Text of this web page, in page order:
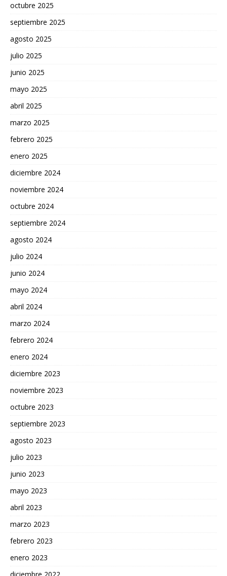
octubre 2025
septiembre 2025
agosto 2025
julio 2025
junio 2025
mayo 2025
abril 2025
marzo 2025
febrero 2025
enero 2025
diciembre 2024
noviembre 2024
octubre 2024
septiembre 2024
agosto 2024
julio 2024
junio 2024
mayo 2024
abril 2024
marzo 2024
febrero 2024
enero 2024
diciembre 2023
noviembre 2023
octubre 2023
septiembre 2023
agosto 2023
julio 2023
junio 2023
mayo 2023
abril 2023
marzo 2023
febrero 2023
enero 2023